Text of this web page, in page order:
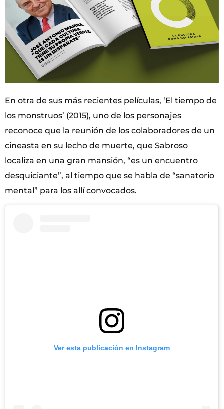
En otra de sus más recientes películas, ‘El tiempo de
los monstruos’ (2015), uno de los personajes
reconoce que la reunión de los colaboradores de un
cineasta en su lecho de muerte, que Sabroso
localiza en una gran mansión, “es un encuentro
desquiciante”, al tiempo que se habla de “sanatorio
mental” para los allí convocados.
Ver esta publicación en Instagram